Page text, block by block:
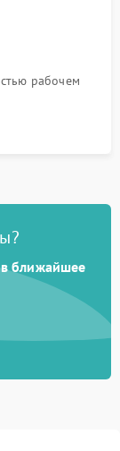
рабочем
в ближайшее